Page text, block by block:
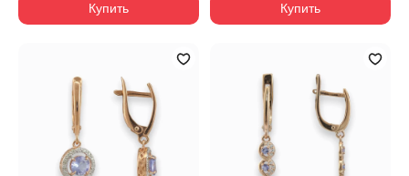
Купить Купить